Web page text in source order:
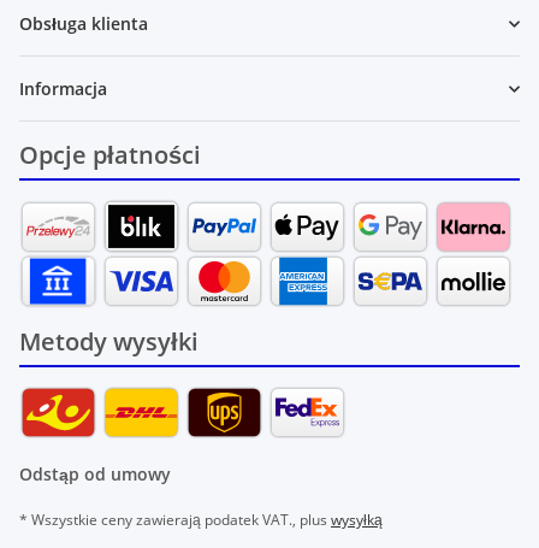
Obsługa klienta
Informacja
Opcje płatności
Metody wysyłki
Odstąp od umowy
* Wszystkie ceny zawierają podatek VAT., plus wysyłką